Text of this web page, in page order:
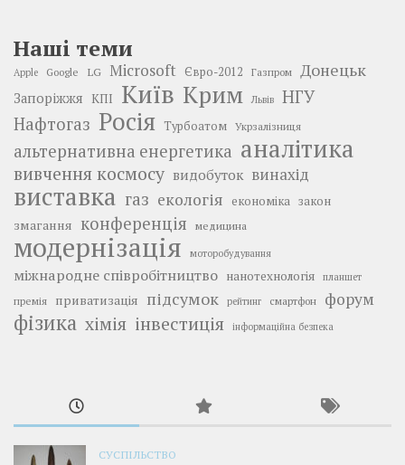
Наші теми
Apple Google LG Microsoft Євро-2012 Газпром Донецьк
Запоріжжя КПІ Київ Крим Львів
НГУ
Нафтогаз Росія Турбоатом Укрзалізниця
альтернативна енергетика аналітика
вивчення космосу видобуток винахід
виставка газ екологія економіка закон
змагання конференція медицина
модернізація моторобудування
міжнародне співробітництво нанотехнологія планшет
премія приватизація підсумок рейтинг смартфон форум
фізика хімія інвестиція інформаційна безпека
СУСПІЛЬСТВО